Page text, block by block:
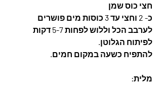
חצי כוס שמן
כ- 2 וחצי עד 3 כוסות מים פושרים
לערבב הכל וללוש לפחות 5-7 דקות
לפיתוח הגלוטן.
להתפיח כשעה במקום חמים.
מלית: